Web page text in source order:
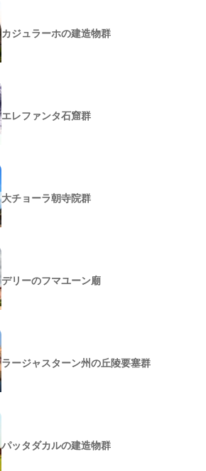
カジュラーホの建造物群
エレファンタ石窟群
大チョーラ朝寺院群
デリーのフマユーン廟
ラージャスターン州の丘陵要塞群
パッタダカルの建造物群